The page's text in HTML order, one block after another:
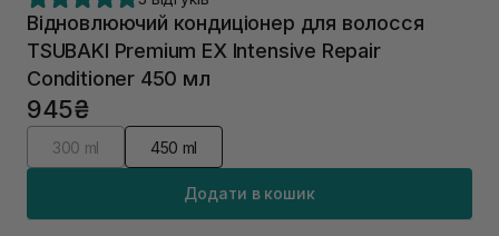
Відновлюючий кондиціонер для волосся
TSUBAKI Premium EX Intensive Repair
Conditioner 450 мл
945₴
300 ml 450 ml
Додати в кошик